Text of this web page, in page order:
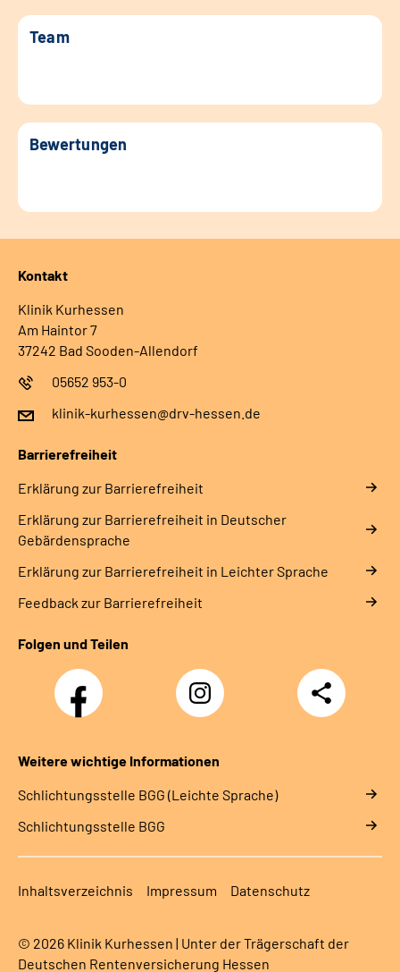
Team
Bewertungen
Kontakt
Klinik Kurhessen
Am Haintor 7
37242 Bad Sooden-Allendorf
05652 953-0
klinik-kurhessen@drv-hessen.de
Barrierefreiheit
Erklärung zur Barrierefreiheit
Erklärung zur Barrierefreiheit in Deutscher
Gebärdensprache
Erklärung zur Barrierefreiheit in Leichter Sprache
Feedback zur Barrierefreiheit
Folgen und Teilen
Facebook
Klinik
Kurhessen
Instagram
Klinik
Kurhessen
Teilen
Weitere wichtige Informationen
Schlich­tungs­stel­le BGG (Leichte Sprache)
Schlich­tungs­stel­le BGG
Inhaltsverzeichnis Impressum Datenschutz
© 2026 Klinik Kurhessen | Unter der Trägerschaft der
Deutschen Rentenversicherung Hessen